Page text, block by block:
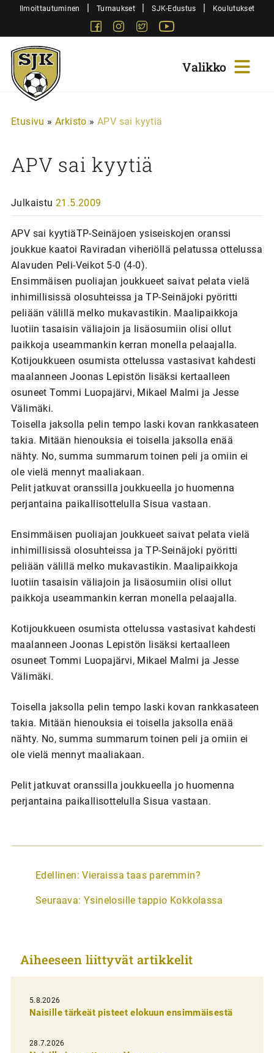
SiirryIlmoittautuminen | Turnaukset | SJK-Edustus | Koulutukset
FacebookInstagram
Twitter
Sjk-
Juniorit
Etusivu » Arkisto » APV sai kyytiä
APV sai kyytiä
Julkaistu 21.5.2009
APV sai kyytiäTP-Seinäjoen ysiseiskojen oranssi
joukkue kaatoi Raviradan viheriöllä pelatussa ottelussa
Alavuden Peli-Veikot 5-0 (4-0).
Ensimmäisen puoliajan joukkueet saivat pelata vielä
inhimillisissä olosuhteissa ja TP-Seinäjoki pyöritti
peliään välillä melko mukavastikin. Maalipaikkoja
luotiin tasaisin väliajoin ja lisäosumiin olisi ollut
paikkoja useammankin kerran monella pelaajalla.
Kotijoukkueen osumista ottelussa vastasivat kahdesti
maalanneen Joonas Lepistön lisäksi kertaalleen
osuneet Tommi Luopajärvi, Mikael Malmi ja Jesse
Välimäki.
Toisella jaksolla pelin tempo laski kovan rankkasateen
takia. Mitään hienouksia ei toisella jaksolla enää
nähty. No, summa summarum toinen peli ja omiin ei
ole vielä mennyt maaliakaan.
Pelit jatkuvat oranssilla joukkueella jo huomenna
perjantaina paikallisottelulla Sisua vastaan.
Ensimmäisen puoliajan joukkueet saivat pelata vielä
inhimillisissä olosuhteissa ja TP-Seinäjoki pyöritti
peliään välillä melko mukavastikin. Maalipaikkoja
luotiin tasaisin väliajoin ja lisäosumiin olisi ollut
paikkoja useammankin kerran monella pelaajalla.
Kotijoukkueen osumista ottelussa vastasivat kahdesti
maalanneen Joonas Lepistön lisäksi kertaalleen
osuneet Tommi Luopajärvi, Mikael Malmi ja Jesse
Välimäki.
Toisella jaksolla pelin tempo laski kovan rankkasateen
takia. Mitään hienouksia ei toisella jaksolla enää
nähty. No, summa summarum toinen peli ja omiin ei
ole vielä mennyt maaliakaan.
Pelit jatkuvat oranssilla joukkueella jo huomenna
perjantaina paikallisottelulla Sisua vastaan.
A
t
k
e
l
i
e
Edellinen: Vieraissa taas paremmin?
Seuraava: Ysinelosille tappio Kokkolassa
Aiheeseen liittyvät artikkelit
5.8.2026
Naisille tärkeät pisteet elokuun ensimmäisestä
28.7.2026